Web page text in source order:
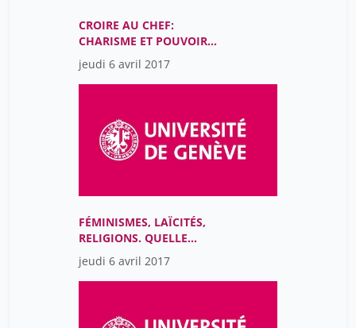
CROIRE AU CHEF:
CHARISME ET POUVOIR
AU 20E SIÈCLE
jeudi 6 avril 2017
FÉMINISMES, LAÏCITÉS,
RELIGIONS. QUELLE
ÉMANCIPATION?
jeudi 6 avril 2017